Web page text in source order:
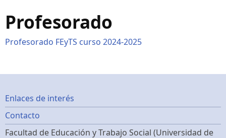
Profesorado
Profesorado FEyTS curso 2024-2025
Footer
menu
Enlaces de interés
Contacto
Facultad de Educación y Trabajo Social (Universidad de